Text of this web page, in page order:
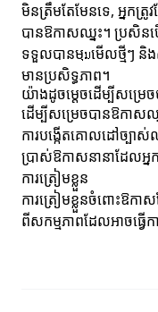
មិនត្រឹមតែមែនទេ, អ្នកត្រូ
បានឱកាសឈ្នះ។ ប្រសិនបើ
ទទួលបានមุมមើលថ្មីៗ និ
មានប្រសិទ្ធភាព។
យ៉ាងដូចម្តេចដើម្បីសម្រេ
ដើម្បីសម្រេចបានឱកាសឈ្
ការបង្កើតគោលដៅច្បាស់
ប្រាស់ឱកាសនានាដែលអ្ន
ការត្រៀមខ្លួន
ការត្រៀមខ្លួនចំពោះឱក
ពីសកម្មភាពដែលអាចធ្វើក